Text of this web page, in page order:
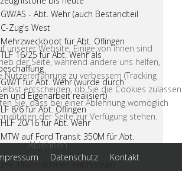
AS - Abt. Wehr (auch Bestandteil
Zug's West
für Abt. Öflingen
16/25 für Abt. Wehr als
T für Abt. Wehr (wurde durch
und Eigenarbeit realisiert)
8/6 für Abt. Öflingen
20/16 für Abt. Wehr
auf Ford Transit 350M für Abt.
(Ersatzbeschaffung)
KatS auf MAN/Lentner für Abt.
Datenschutz Kontakt
unserer Website. Einige von ihnen sind
der Seite, während andere uns helfen,
zu verbessern (Tracking
entscheiden, ob Sie die Cookies zulassen
Sie, dass bei einer Ablehnung womöglich
der Seite zur Verfügung stehen.
Ablehnen
Informationen Impressum